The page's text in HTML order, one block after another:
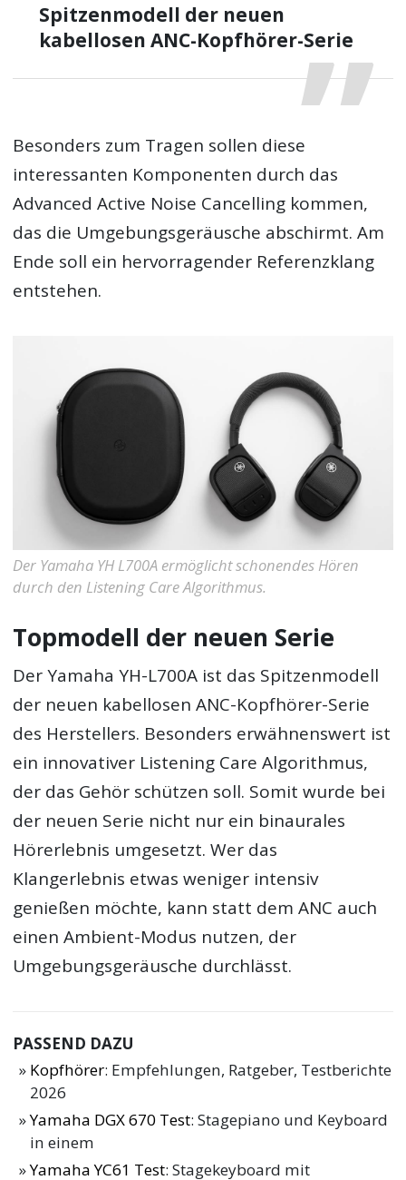
Spitzenmodell der neuen
kabellosen ANC-Kopfhörer-Serie
Besonders zum Tragen sollen diese
interessanten Komponenten durch das
Advanced Active Noise Cancelling kommen,
das die Umgebungsgeräusche abschirmt. Am
Ende soll ein hervorragender Referenzklang
entstehen.
Der Yamaha YH L700A ermöglicht schonendes Hören
durch den Listening Care Algorithmus.
Topmodell der neuen Serie
Der Yamaha YH-L700A ist das Spitzenmodell
der neuen kabellosen ANC-Kopfhörer-Serie
des Herstellers. Besonders erwähnenswert ist
ein innovativer Listening Care Algorithmus,
der das Gehör schützen soll. Somit wurde bei
der neuen Serie nicht nur ein binaurales
Hörerlebnis umgesetzt. Wer das
Klangerlebnis etwas weniger intensiv
genießen möchte, kann statt dem ANC auch
einen Ambient-Modus nutzen, der
Umgebungsgeräusche durchlässt.
PASSEND DAZU
Kopfhörer: Empfehlungen, Ratgeber, Testberichte
2026
Yamaha DGX 670 Test: Stagepiano und Keyboard
in einem
Yamaha YC61 Test: Stagekeyboard mit